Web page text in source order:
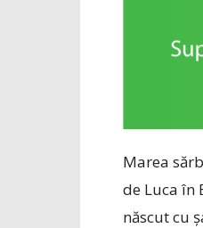
Marea
de Luca în
născut cu